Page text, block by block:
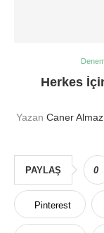
Herkes
Yazan Caner Almaz
PAYLAŞ 0
Pinterest